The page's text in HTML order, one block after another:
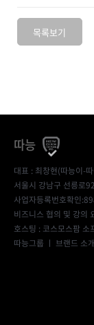
목록보기
따능
대표 : 최창현(따능이-
서울시 강남구 선릉
사업자등록번호확인
비즈니스 협의 및 강
호스팅 : 코스모스팜 소
따능그룹 ㅣ 브랜드 소개